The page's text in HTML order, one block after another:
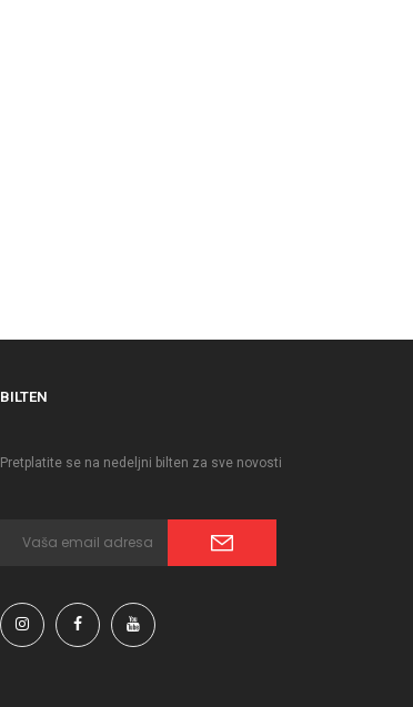
BILTEN
Pretplatite se na nedeljni bilten za sve novosti